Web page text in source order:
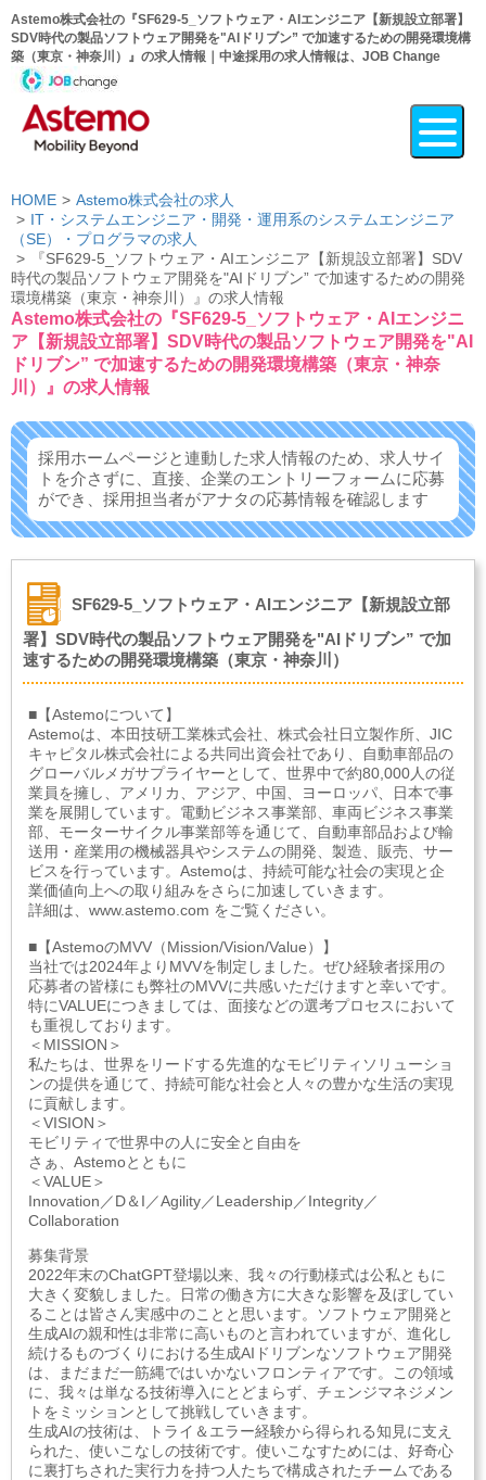
Astemo株式会社の『SF629-5_ソフトウェア・AIエンジニア【新規設立部署】
SDV時代の製品ソフトウェア開発を"AIドリブン” で加速するための開発環境構
築（東京・神奈川）』の求人情報｜中途採用の求人情報は、JOB Change
HOME
Astemo株式会社の求人
IT・システムエンジニア・開発・運用系のシステムエンジニア
（SE）・プログラマの求人
『SF629-5_ソフトウェア・AIエンジニア【新規設立部署】SDV
時代の製品ソフトウェア開発を"AIドリブン” で加速するための開発
環境構築（東京・神奈川）』の求人情報
Astemo株式会社の『SF629-5_ソフトウェア・AIエンジニ
ア【新規設立部署】SDV時代の製品ソフトウェア開発を"AI
ドリブン” で加速するための開発環境構築（東京・神奈
川）』の求人情報
採用ホームページと連動した求人情報のため、求人サイ
トを介さずに、 直接、企業のエントリーフォームに応募
ができ、 採用担当者がアナタの応募情報を確認します
SF629-5_ソフトウェア・AIエンジニア【新規設立部
署】SDV時代の製品ソフトウェア開発を"AIドリブン” で加
速するための開発環境構築（東京・神奈川）
■【Astemoについて】
Astemoは、本田技研工業株式会社、株式会社日立製作所、JIC
キャピタル株式会社による共同出資会社であり、自動車部品の
グローバルメガサプライヤーとして、世界中で約80,000人の従
業員を擁し、アメリカ、アジア、中国、ヨーロッパ、日本で事
業を展開しています。電動ビジネス事業部、車両ビジネス事業
部、モーターサイクル事業部等を通じて、自動車部品および輸
送用・産業用の機械器具やシステムの開発、製造、販売、サー
ビスを行っています。Astemoは、持続可能な社会の実現と企
業価値向上への取り組みをさらに加速していきます。
詳細は、www.astemo.com をご覧ください。
■【AstemoのMVV（Mission/Vision/Value）】
当社では2024年よりMVVを制定しました。ぜひ経験者採用の
応募者の皆様にも弊社のMVVに共感いただけますと幸いです。
特にVALUEにつきましては、面接などの選考プロセスにおいて
も重視しております。
＜MISSION＞
私たちは、世界をリードする先進的なモビリティソリューショ
ンの提供を通じて、持続可能な社会と人々の豊かな生活の実現
に貢献します。
＜VISION＞
モビリティで世界中の人に安全と自由を
さぁ、Astemoとともに
＜VALUE＞
Innovation／D＆I／Agility／Leadership／Integrity／
Collaboration
募集背景
2022年末のChatGPT登場以来、我々の行動様式は公私ともに
大きく変貌しました。日常の働き方に大きな影響を及ぼしてい
ることは皆さん実感中のことと思います。ソフトウェア開発と
生成AIの親和性は非常に高いものと言われていますが、進化し
続けるものづくりにおける生成AIドリブンなソフトウェア開発
は、まだまだ一筋縄ではいかないフロンティアです。この領域
に、我々は単なる技術導入にとどまらず、チェンジマネジメン
トをミッションとして挑戦していきます。
生成AIの技術は、トライ＆エラー経験から得られる知見に支え
られた、使いこなしの技術です。使いこなすためには、好奇心
に裏打ちされた実行力を持つ人たちで構成されたチームである